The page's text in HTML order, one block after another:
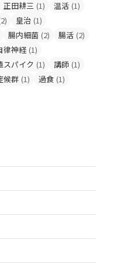
正田耕三 (1) 温活 (1)
皇治 (1)
腸内細菌 (2) 腸活 (2)
律神経 (1)
スパイク (1) 講師 (1)
候群 (1) 過食 (1)